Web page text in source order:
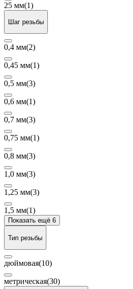
25 мм(1)
Шаг резьбы
0,4 мм(2)
0,45 мм(1)
0,5 мм(3)
0,6 мм(1)
0,7 мм(3)
0,75 мм(1)
0,8 мм(3)
1,0 мм(3)
1,25 мм(3)
1,5 мм(1)
Показать ещё 6
Тип резьбы
дюймовая(10)
метрическая(30)